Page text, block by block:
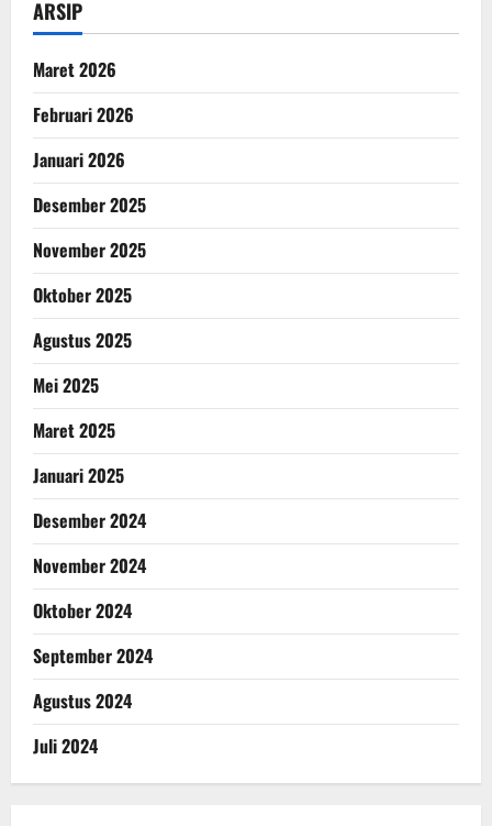
ARSIP
Maret 2026
Februari 2026
Januari 2026
Desember 2025
November 2025
Oktober 2025
Agustus 2025
Mei 2025
Maret 2025
Januari 2025
Desember 2024
November 2024
Oktober 2024
September 2024
Agustus 2024
Juli 2024